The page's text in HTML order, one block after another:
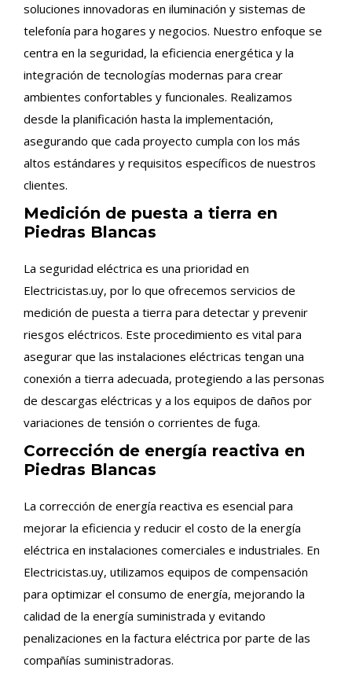
soluciones innovadoras en iluminación y sistemas de
telefonía para hogares y negocios. Nuestro enfoque se
centra en la seguridad, la eficiencia energética y la
integración de tecnologías modernas para crear
ambientes confortables y funcionales. Realizamos
desde la planificación hasta la implementación,
asegurando que cada proyecto cumpla con los más
altos estándares y requisitos específicos de nuestros
clientes.
Medición de puesta a tierra en
Piedras Blancas
La seguridad eléctrica es una prioridad en
Electricistas.uy, por lo que ofrecemos servicios de
medición de puesta a tierra para detectar y prevenir
riesgos eléctricos. Este procedimiento es vital para
asegurar que las instalaciones eléctricas tengan una
conexión a tierra adecuada, protegiendo a las personas
de descargas eléctricas y a los equipos de daños por
variaciones de tensión o corrientes de fuga.
Corrección de energía reactiva en
Piedras Blancas
La corrección de energía reactiva es esencial para
mejorar la eficiencia y reducir el costo de la energía
eléctrica en instalaciones comerciales e industriales. En
Electricistas.uy, utilizamos equipos de compensación
para optimizar el consumo de energía, mejorando la
calidad de la energía suministrada y evitando
penalizaciones en la factura eléctrica por parte de las
compañías suministradoras.